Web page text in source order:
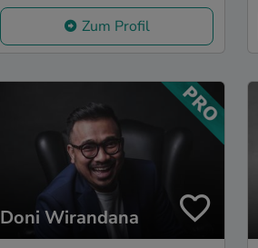
Zum Profil
Doni Wirandana